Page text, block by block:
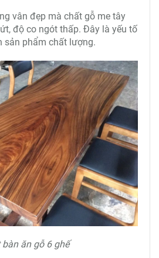
vân đẹp mà chất gỗ me tây
độ co ngót thấp. Đây là yếu tố
sản phẩm chất lượng.
bàn ăn gỗ 6 ghế